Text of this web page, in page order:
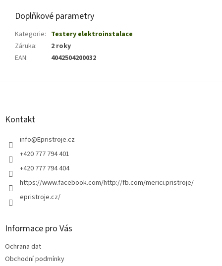
Doplňkové parametry
Kategorie: Testery elektroinstalace
Záruka:
2 roky
EAN: 4042504200032
Z
Kontakt
info@Epristroje.cz
+420 777 794 401
+420 777 794 404
https://www.facebook.com/http://fb.com/merici.pristroje/
epristroje.cz/
Informace pro Vás
Ochrana dat
Obchodní podmínky